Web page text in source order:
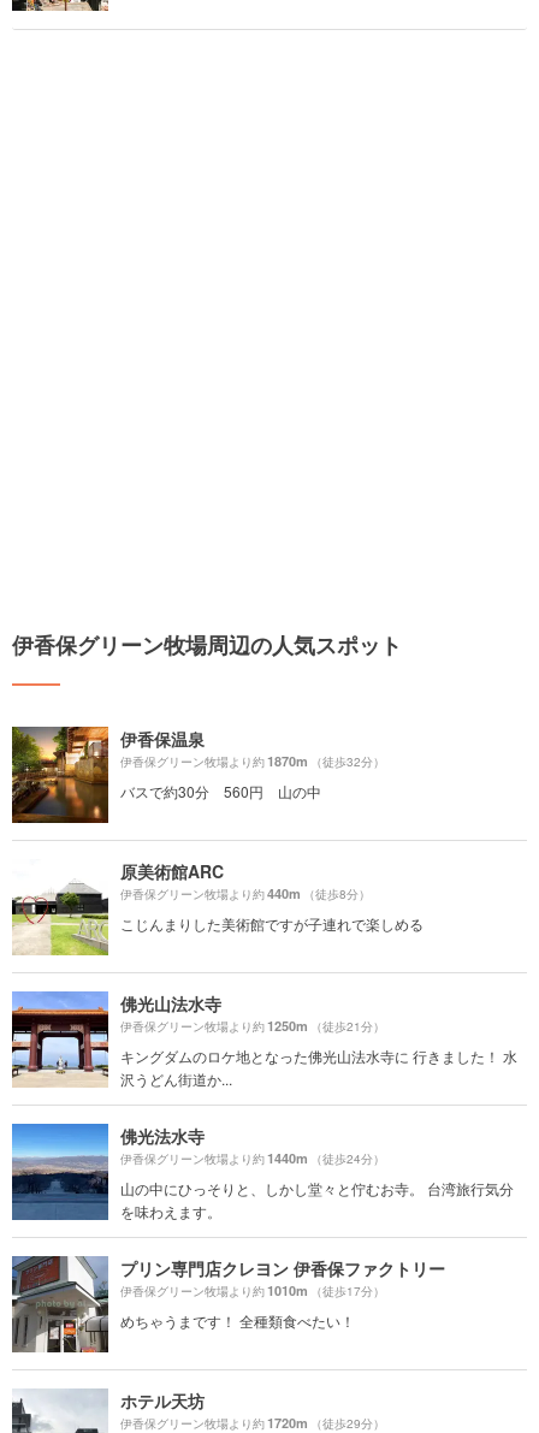
伊香保グリーン牧場周辺の人気スポット
伊香保温泉
伊香保グリーン牧場より約1870m （徒歩32分）
バスで約30分 560円 山の中
原美術館ARC
伊香保グリーン牧場より約440m （徒歩8分）
こじんまりした美術館ですが子連れで楽しめる
佛光山法水寺
伊香保グリーン牧場より約1250m （徒歩21分）
キングダムのロケ地となった佛光山法水寺に 行きました！ 水
沢うどん街道か...
佛光法水寺
伊香保グリーン牧場より約1440m （徒歩24分）
山の中にひっそりと、しかし堂々と佇むお寺。 台湾旅行気分
を味わえます。
プリン専門店クレヨン 伊香保ファクトリー
伊香保グリーン牧場より約1010m （徒歩17分）
めちゃうまです！ 全種類食べたい！
ホテル天坊
伊香保グリーン牧場より約1720m （徒歩29分）